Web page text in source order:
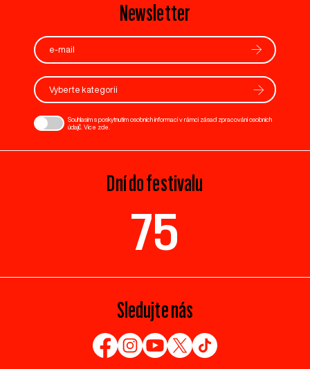
Newsletter
Vyberte kategorii
Souhlasím s poskytnutím osobních informací v rámci zásad zpracování osobních
údajů. Více zde
Dní do festivalu
75
Sledujte nás